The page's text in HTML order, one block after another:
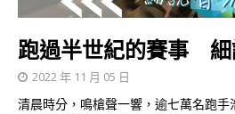
跑過半世紀的賽事 細
2022 年 11 月 05 日
清晨時分，鳴槍聲一響，逾七萬名跑